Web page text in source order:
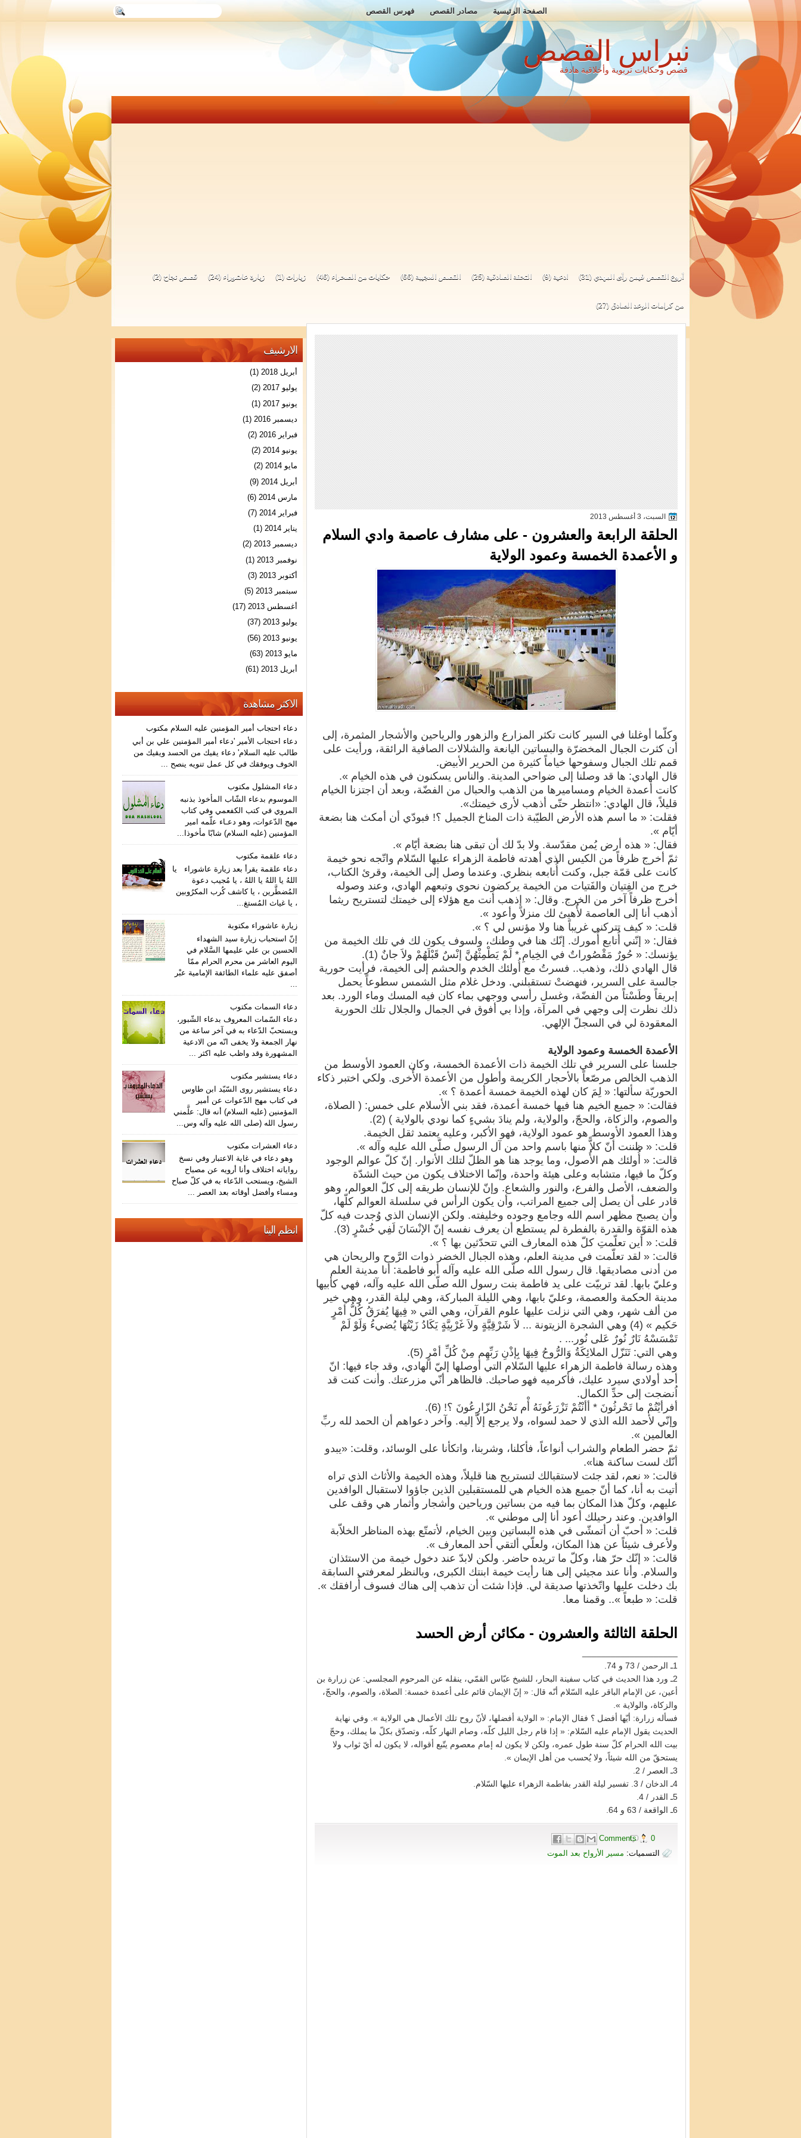
الصفحة الرئيسية مصادر القصص فهرس القصص
نبراس القصص
قصص وحكايات تربوية وأخلاقية هادفة
أروع القصص فيمن رأى المهدي (31) ادعية (9) التحفة الصادقية (25) القصص العجيبة (66) حكايات من الصحراء (46) زيارات (1) زيارة عاشوراء (24) قصص نجاح (2)
من كرامات الوعد الصادق (27)
السبت، 3 أغسطس 2013
الحلقة الرابعة والعشرون - على مشارف عاصمة وادي السلام
و الأعمدة الخمسة وعمود الولاية
وكلّما أوغلنا في السير كانت تكثر المزارع والزهور والرياحين والأشجار المثمرة، إلى
أن كثرت الجبال المخضرّة والبساتين اليانعة والشلالات الصافية الرائقة، ورأيت على
قمم تلك الجبال وسفوحها خياماً كثيرة من الحرير الأبيض.
قال الهادي: ها قد وصلنا إلى ضواحي المدينة. والناس يسكنون في هذه الخيام ».
كانت أعمدة الخيام ومساميرها من الذهب والحبال من الفضّة، وبعد أن اجتزنا الخيام
قليلاً، قال الهادي: «انتظر حتّى أذهب لأرى خيمتك».
فقلت: « ما اسم هذه الأرض الطيّبة ذات المناخ الجميل ؟! فبودّي أن أمكث هنا بضعة
أيّام ».
فقال: « هذه أرض يُمن مقدّسة. ولا بدّ لك أن تبقى هنا بضعة أيّام ».
ثمّ أخرج ظرفاً من الكيس الذي أهدته فاطمة الزهراء عليها السّلام واتّجه نحو خيمة
كانت على قمّة جبل، وكنت أُتابعه بنظري. وعندما وصل إلى الخيمة، وقرئ الكتاب،
خرج من الفِتيان والفَتيات من الخيمة يركضون نحوي وتبعهم الهادي، وعند وصوله
أخرج ظرفاً آخر من الخرج. وقال: « إذهب أنت مع هؤلاء إلى خيمتك لتستريح ريثما
أذهب أنا إلى العاصمة لأُهيئ لك منزلاً وأعود ».
قلت: « كيف تتركني غريباً هنا ولا مؤنس لي ؟ ».
فقال: « إنّني أُتابع أُمورك. إنّك هنا في وطنك، ولسوف يكون لك في تلك الخيمة من
يؤنسك: « حُورٌ مَقْصُوراتٌ في الخِيامِ * لَمْ يَطْمِثْهُنَّ إنْسٌ قَبْلَهُمْ ولاَ جانٌ (1).
قال الهادي ذلك، وذهب.. فسرتُ مع أُولئك الخدم والحشم إلى الخيمة، فرأيت حورية
جالسة على السرير، فنهضتْ تستقبلني. ودخل غلام مثل الشمس سطوعاً يحمل
إبريقاً وطَسْتاً من الفضّة، وغسل رأسي ووجهي بماء كان فيه المسك وماء الورد. بعد
ذلك نظرت إلى وجهي في المرآة، وإذا بي أفوق في الجمال والجلال تلك الحورية
المعقودة لي في السجلّ الإلهي.
الأعمدة الخمسة وعمود الولاية
جلسنا على السرير في تلك الخيمة ذات الأعمدة الخمسة، وكان العمود الأوسط من
الذهب الخالص مرصّعاً بالأحجار الكريمة وأطول من الأعمدة الأُخرى. ولكي اختبر ذكاء
الحوريّة سألتها: « لِمَ كان لهذه الخيمة خمسة أعمدة ؟ ».
فقالت: « جميع الخيم هنا فيها خمسة أعمدة، فقد بني الأسلام على خمس: ( الصلاة،
والصوم، والزكاة، والحجّ، والولاية، ولم ينادَ بشيءٍ كما نودي بالولاية ) (2).
وهذا العمود الأوسط هو عمود الولاية، فهو الأكبر، وعليه يعتمد ثقل الخيمة.
قلت: « ظننت أنّ كلاًّ منها باسم واحد من آل الرسول صلّى الله عليه وآله ».
قالت: « أُولئك هم الأُصول، وما يوجد هنا هو الظلّ لتلك الأنوار. إنّ كلّ عوالم الوجود
وكلّ ما فيها، متشابه وعلى هيئة واحدة، وإنّما الاختلاف يكون من حيث الشدّة
والضعف، الأصل والفرع، والنور والشعاع. وإنّ للإنسان طريقه إلى كلّ العوالم، وهو
قادر على أن يصل إلى جميع المراتب، وأن يكون الرأس في سلسلة العوالم كلّها،
وأن يصبح مظهر اسم الله وجامع وجوده وخليفته. ولكن الإنسان الذي وُجدت فيه كلّ
هذه القوّة والقدرة بالفطرة لم يستطع أن يعرف نفسه إنّ الإنْسَانَ لَفِي خُسْرٍ (3).
قلت: « أين تعلّمتِ كلّ هذه المعارف التي تتحدّثين بها ؟ ».
قالت: « لقد تعلّمت في مدينة العلم، وهذه الجبال الخضر ذوات الرَّوح والريحان هي
من أدنى مصاديقها. قال رسول الله صلّى الله عليه وآله أبو فاطمة: أنا مدينة العلم
وعليّ بابها. لقد تربيّت على يد فاطمة بنت رسول الله صلّى الله عليه وآله، فهي كأبيها
مدينة الحكمة والعصمة، وعليّ بابها، وهي الليلة المباركة، وهي ليلة القدر، وهي خير
من ألف شهر، وهي التي نزلت عليها علوم القرآن، وهي التي « فِيهَا يُفرَقُ كُلُّ أمْرٍ
حَكيم » (4) وهي الشجرة الزيتونة ... لاَ شَرْقِيَّةٍ ولاَ غَرْبِيَّةٍ يَكَادُ زَيْتُهَا يُضيءُ وَلَوْ لَمْ
تَمْسَسْهُ نَارٌ نُورٌ عَلى نُور... .
وهي التي: تَنَزّل الملائِكَةُ وَالرُّوحُ فِيهَا بِإذْنِ رَبِّهِم مِنْ كُلِّ أمْرٍ (5).
وهذه رسالة فاطمة الزهراء عليها السّلام التي أوصلها إليّ الهادي، وقد جاء فيها: انّ
أحد أولادي سيرد عليك، فأكرميه فهو صاحبك. فالظاهر أنّي مزرعتك. وأنت كنت قد
اُنضجت إلى حدِّ الكمال.
أفرأيْتُمْ ما تَحْرثُونَ * أأنْتُمْ تَزْرَعُونَهُ أْم نَحْنُ الزّارِعُونَ ؟! (6).
وإنّي لأحمد الله الذي لا حمد لسواه، ولا يرجع إلاّ إليه. وآخر دعواهم أن الحمد لله ربِّ
العالمين ».
ثمّ حضر الطعام والشراب أنواعاً، فأكلنا، وشربنا، واتكأنا على الوسائد، وقلت: «يبدو
أنّك لست ساكنة هنا».
قالت: « نعم، لقد جئت لاستقبالك لتستريح هنا قليلاً، وهذه الخيمة والأثاث الذي تراه
أتيت به أنا، كما أنّ جميع هذه الخيام هي للمستقبلين الذين جاؤوا لاستقبال الوافدين
عليهم، وكلّ هذا المكان بما فيه من بساتين ورياحين وأشجار وأثمار هي وقف على
الوافدين. وعند رحيلك أعود أنا إلى موطني ».
قلت: « أحبّ أن أتمشّى في هذه البساتين وبين الخيام، لأتمتّع بهذه المناظر الخلاّبة
ولأعرف شيئاً عن هذا المكان، ولعلّي ألتقي أحد المعارف ».
قالت: « إنّك حرّ هنا، وكلّ ما تريده حاضر. ولكن لابدّ عند دخول خيمة من الاستئذان
والسلام. وأنا عند مجيئي إلى هنا رأيت خيمة ابنتك الكبرى، وبالنظر لمعرفتي السابقة
بك دخلت عليها واتّخذتها صديقة لي. فإذا شئت أن تذهب إلى هناك فسوف أُرافقك ».
قلت: « طبعاً ».. وقمنا معا.
الحلقة الثالثة والعشرون - مكائن أرض الحسد
1ـ الرحمن / 73 و 74.
2ـ ورد هذا الحديث في كتاب سفينة البحار، للشيخ عبّاس القمّي، ينقله عن المرحوم المجلسي: عن زرارة بن
أعين، عن الإمام الباقر عليه السّلام أنّه قال: « إنّ الإيمان قائم على أعمدة خمسة: الصلاة، والصوم، والحجّ،
والزكاة، والولاية ».
فسأله زرارة: أيّها أفضل ؟ فقال الإمام: « الولاية أفضلها، لأنّ روح تلك الأعمال هي الولاية ». وفي نهاية
الحديث يقول الإمام عليه السّلام: « إذا قام رجل الليل كلّه، وصام النهار كلّه، وتصدّق بكلّ ما يملك، وحجّ
بيت الله الحرام كلّ سنة طول عمره، ولكن لا يكون له إمام معصوم يتّبع أقواله، لا يكون له أيّ ثواب ولا
يستحقّ من الله شيئاً، ولا يُحسب من أهل الإيمان ».
3ـ العصر / 2.
4ـ الدخان / 3. تفسير ليلة القدر بفاطمة الزهراء عليها السّلام.
5ـ القدر / 4.
6ـ الواقعة / 63 و 64.
0 Comments
التسميات: مسير الأرواح بعد الموت
الارشيف
أبريل 2018
(1)
يوليو 2017
(2)
يونيو 2017
(1)
ديسمبر 2016
(1)
فبراير 2016
(2)
يونيو 2014
(2)
مايو 2014
(2)
أبريل 2014
(9)
مارس 2014
(6)
فبراير 2014
(7)
يناير 2014
(1)
ديسمبر 2013
(2)
نوفمبر 2013
(1)
أكتوبر 2013
(3)
سبتمبر 2013
(5)
أغسطس 2013
(17)
يوليو 2013
(37)
يونيو 2013
(56)
مايو 2013
(63)
أبريل 2013
(61)
الاكثر مشاهدة
دعاء احتجاب أمير المؤمنين عليه السلام مكتوب
دعاء احتجاب الأمير 'دعاء أمير المؤمنين علي بن أبي
طالب عليه السلام' دعاء يقيك من الحسد ويقيك من
الخوف ويوفقك في كل عمل تنويه ينصح ...
دعاء المشلول مكتوب
الموسوم بدعاء الشّاب المأخوذ بذنبه
المروي في كتب الكفعمي وفي كتاب
مهج الدّعوات، وهو دعـاء علّمه امير
المؤمنين (عليه السلام) شابّا مأخوذا...
دعاء علقمة مكتوب
دعاء علقمة يقرأ بعد زيارة عاشوراء يا
اللهُ يا اللهُ يا اللهُ ، يا مُجيب دعوة
المُضطَّرين ، يا كاشف كُرب المكرُوبين
، يا غياث المُستغ...
زيارة عاشوراء مكتوبة
إنّ استحباب زيارة سيد الشهداء
الحسين بن علي عليمها السَّلام في
اليوم العاشر من محرم الحرام ممّا
أصفق عليه علماء الطائفة الإمامية عبْر
دعاء السمات مكتوب
دعاء السّمات المعروف بدعاء الشّبور،
ويستحبّ الدّعاء به في آخر ساعة من
نهار الجمعة ولا يخفى انّه من الادعية
المشهورة وقد واظب عليه اكثر ...
دعاء يستشير مكتوب
دعاء يستشير روى السّيّد ابن طاوس
في كتاب مهج الدّعوات عن أمير
المؤمنين (عليه السلام) أنه قال: علَّمني
رسول الله (صلى الله عليه وآله وس...
دعاء العشرات مكتوب
وهو دعاء في غاية الاعتبار وفي نسخ
رواياته اختلاف وأنا أرويه عن مصباح
الشيخ، ويستحب الدّعاء به في كلّ صباح
ومساء وأفضل أوقاته بعد العصر ...
انظم الينا